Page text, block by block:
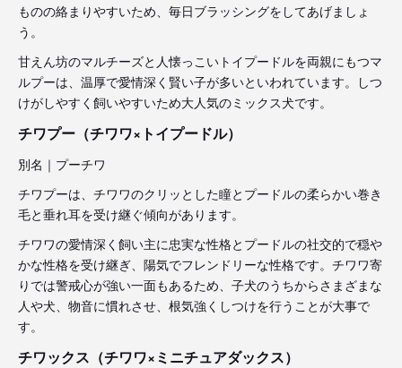
ものの絡まりやすいため、毎日ブラッシングをしてあげましょ
う。
甘えん坊のマルチーズと人懐っこいトイプードルを両親にもつマ
ルプーは、温厚で愛情深く賢い子が多いといわれています。しつ
けがしやすく飼いやすいため大人気のミックス犬です。
チワプー（チワワ×トイプードル）
別名｜プーチワ
チワプーは、チワワのクリッとした瞳とプードルの柔らかい巻き
毛と垂れ耳を受け継ぐ傾向があります。
チワワの愛情深く飼い主に忠実な性格とプードルの社交的で穏や
かな性格を受け継ぎ、陽気でフレンドリーな性格です。チワワ寄
りでは警戒心が強い一面もあるため、子犬のうちからさまざまな
人や犬、物音に慣れさせ、根気強くしつけを行うことが大事で
す。
チワックス（チワワ×ミニチュアダックス）